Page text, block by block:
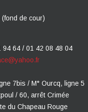
de cour)
94 64 / 01 42 08 48 04
7bis / M° Ourcq, ligne 5
/ 60, arrêt Crimée
du Chapeau Rouge